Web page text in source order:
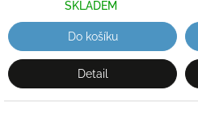
SKLADEM
Do košíku
Detail